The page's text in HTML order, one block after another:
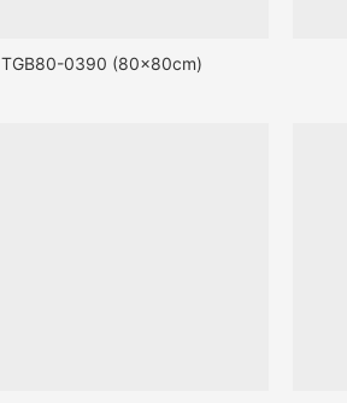
TGB80-0390 (80x80cm)